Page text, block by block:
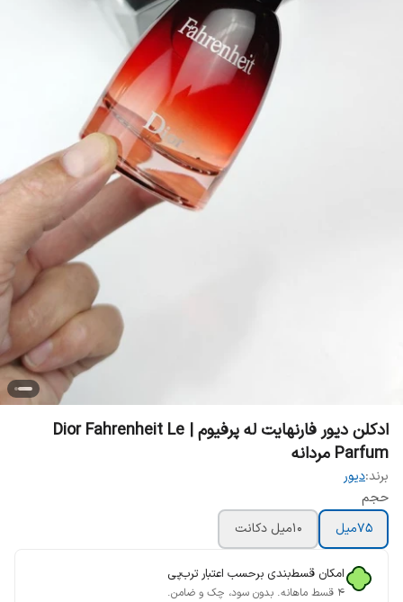
ادکلن دیور فارنهایت له پرفیوم | Dior Fahrenheit Le
Parfum مردانه
برند:دیور
حجم
75میل
10میل دکانت
امکان قسط‌بندی برحسب اعتبار ترب‌پی
۴ قسط ماهانه. بدون سود، چک و ضامن.